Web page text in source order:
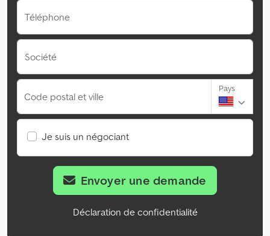
Téléphone
Société
Code postal et ville
Pays
Je suis un négociant
Envoyer une demande
Déclaration de confidentialité